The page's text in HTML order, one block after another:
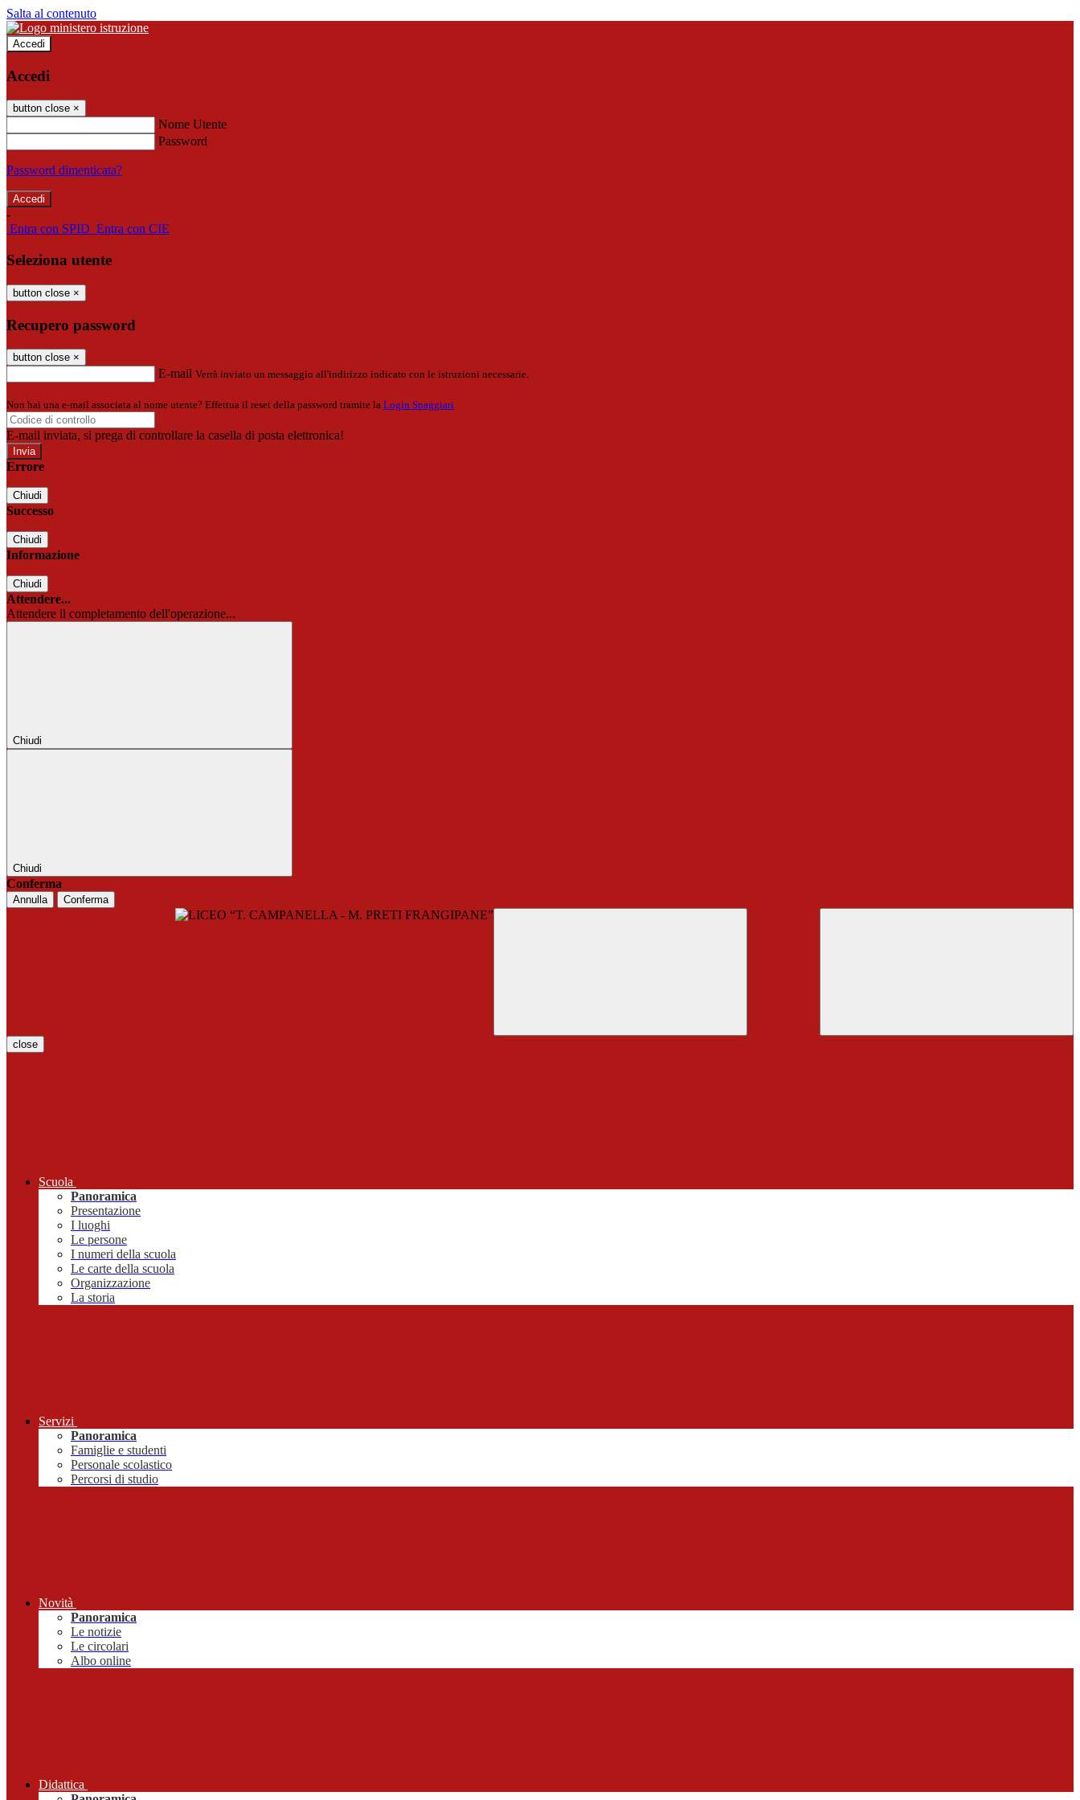
Salta al contenuto
Accedi
Accedi
button close ×
Nome Utente
Password
Password dimenticata?
-
Entra con SPID Entra con CIE
Seleziona utente
button close ×
Recupero password
button close ×
E-mail Verrà inviato un messaggio all'indirizzo indicato con le istruzioni necessarie.
Non hai una e-mail associata al nome utente? Effettua il reset della password tramite la Login Spaggiari
E-mail inviata, si prega di controllare la casella di posta elettronica!
Errore
Chiudi
Successo
Chiudi
Informazione
Chiudi
Attendere...
Attendere il completamento dell'operazione...
Chiudi
Chiudi
Conferma
Annulla Conferma
close
Scuola
Panoramica
Presentazione
I luoghi
Le persone
I numeri della scuola
Le carte della scuola
Organizzazione
La storia
Servizi
Panoramica
Famiglie e studenti
Personale scolastico
Percorsi di studio
Novità
Panoramica
Le notizie
Le circolari
Albo online
Didattica